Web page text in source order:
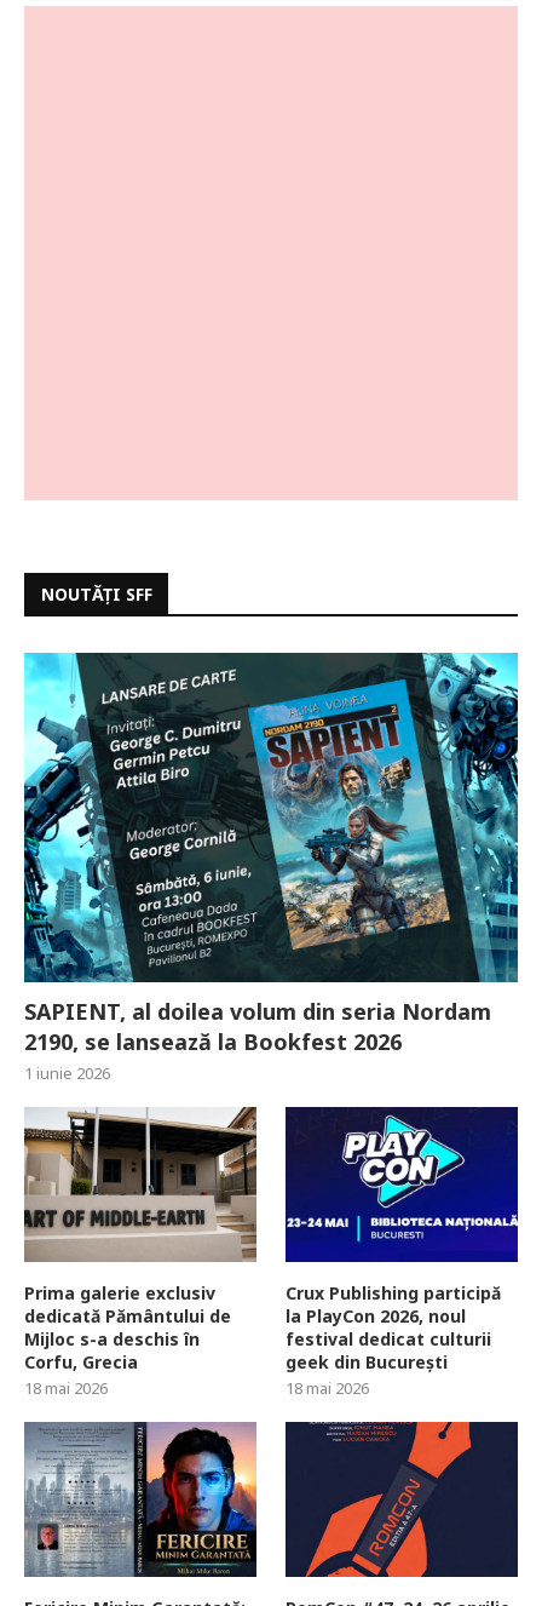
NOUTĂȚI SFF
SAPIENT, al doilea volum din seria Nordam
2190, se lansează la Bookfest 2026
1 iunie 2026
Prima galerie exclusiv
dedicată Pământului de
Mijloc s-a deschis în
Corfu, Grecia
18 mai 2026
Crux Publishing participă
la PlayCon 2026, noul
festival dedicat culturii
geek din București
18 mai 2026